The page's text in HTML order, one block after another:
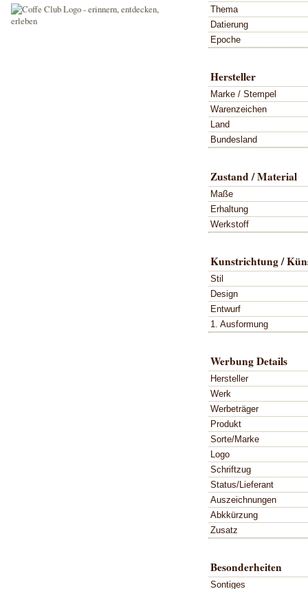
Thema
Datierung
Epoche
Hersteller
Marke / Stempel
Warenzeichen
Land
Bundesland
Zustand / Material
Maße
Erhaltung
Werkstoff
Kunstrichtung /
Stil
Design
Entwurf
1. Ausformung
Werbung Details
Hersteller
Werk
Werbeträger
Produkt
Sorte/Marke
Logo
Schriftzug
Status/Lieferant
Auszeichnungen
Abkkürzung
Zusatz
Besonderheiten
Sontiges